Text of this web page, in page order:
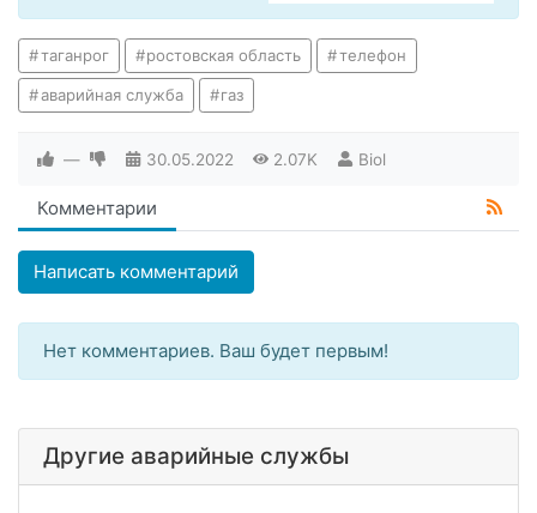
таганрог ростовская область телефон
аварийная служба газ
— 30.05.2022 2.07K Biol
Комментарии
Написать комментарий
Нет комментариев. Ваш будет первым!
Другие аварийные службы